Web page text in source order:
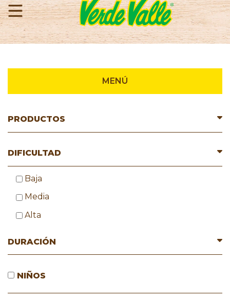
MENÚ
PRODUCTOS
DIFICULTAD
Baja
Media
Alta
DURACIÓN
NIÑOS